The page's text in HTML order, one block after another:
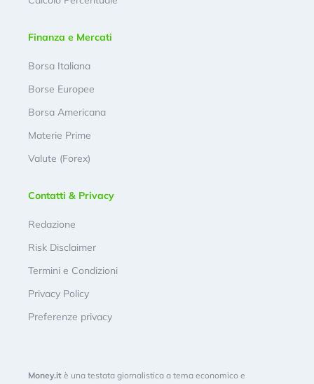
Finanza e Mercati
Borsa Italiana
Borse Europee
Borsa Americana
Materie Prime
Valute (Forex)
Contatti & Privacy
Redazione
Risk Disclaimer
Termini e Condizioni
Privacy Policy
Preferenze privacy
Money.it è una testata giornalistica a tema economico e